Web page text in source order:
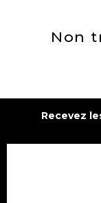
Non
Recevez